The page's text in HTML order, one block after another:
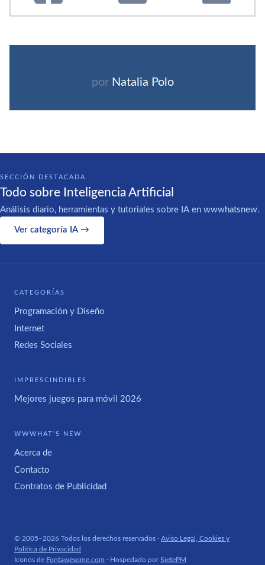
por Natalia Polo
SECCIÓN DESTACADA
Todo sobre Inteligencia Artificial
Análisis diario, herramientas y tutoriales sobre IA en wwwhatsnew.
Ver categoría IA →
CATEGORÍAS
Programación y Diseño
Internet
Redes Sociales
IMPRESCINDIBLES
Mejores juegos para móvil 2026
WWWHAT'S NEW
Acerca de
Contacto
Contratos de Publicidad
© 2005–2026 Todos los derechos reservados · Aviso Legal, Cookies y
Política de Privacidad
Iconos de Fontawesome.com · Hospedado porSietePM